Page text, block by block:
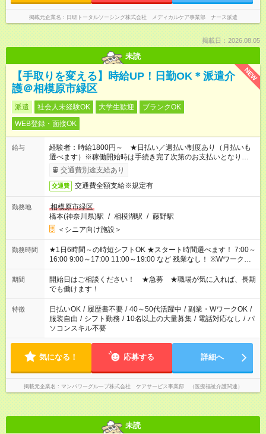
掲載元企業名 日研トータルソーシング株式会社 メディカルケア事業部 ナース派遣
掲載日：2026.08.05
未読
NEW
【手取りを変える】時給UP！日勤OK＊派遣介
護＠相模原市緑区
派遣 社会人未経験OK 大学生歓迎
ブランクOK
WEB登録・面接OK
給与
経験者：時給1800円～ ★日払い／週払い制度あり（月払いも
選べます）※稼働開始時は手続き完了次第のお支払いとなりま
す。交通費別途支給あり
交通費 交通費全額支給※規定有
勤務地
相模原市緑区
橋本(神奈川県)駅 / 相模湖駅 / 藤野駅
＜シニア向け施設＞
勤務時間
★1日6時間～の時短シフトOK ★スタート時間選べます！ 7:00～
16:00 9:00～17:00 11:00～19:00 など 残業なし！ ※Wワークの
場合、他のお仕事と合わせ週40時間超の就業はご案内できませ
ん ※法令に基づき、週20時間以上勤務は社会保険への加入対象
となります ※労働者派遣法（日雇い派遣の原則禁止）により、
短時間・短期間の就業はご案内が難しい場合があります
期間
開始日はご相談ください！ ★急募 ★職場が気に入れば、長期
でも働けます！
特徴 日払いOK / 履歴書不要 / 40～50代活躍中 / 副業・WワークOK /
服装自由 / シフト勤務 / 10名以上の大量募集 / 電話対応なし / パ
ソコンスキル不要
気になる！ 応募する 詳細へ
掲載元企業名 マンパワーグループ株式会社 ケアサービス事業部 （医療福祉介護関連）
未読